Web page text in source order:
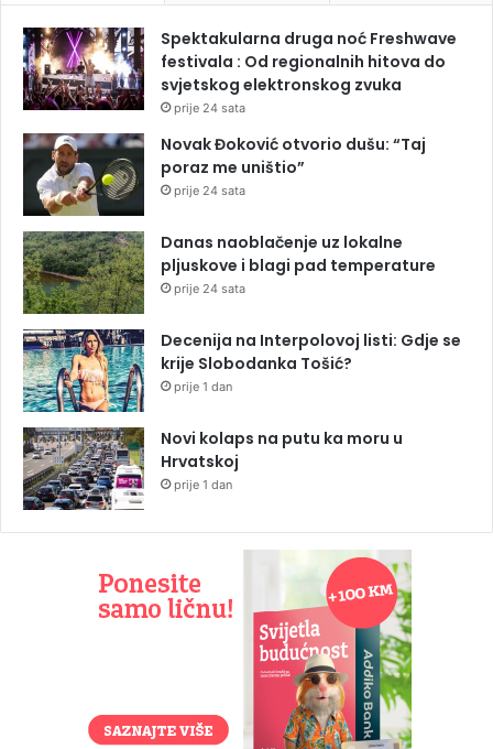
Spektakularna druga noć Freshwave
festivala : Od regionalnih hitova do
svjetskog elektronskog zvuka
prije 24 sata
Novak Đoković otvorio dušu: “Taj
poraz me uništio”
prije 24 sata
Danas naoblačenje uz lokalne
pljuskove i blagi pad temperature
prije 24 sata
Decenija na Interpolovoj listi: Gdje se
krije Slobodanka Tošić?
prije 1 dan
Novi kolaps na putu ka moru u
Hrvatskoj
prije 1 dan